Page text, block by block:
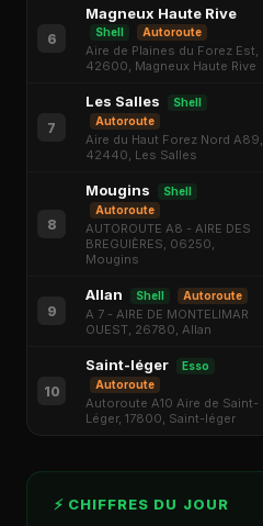
6
Magneux Haute Rive
Shell Autoroute
Aire de Plaines du Forez Est,
42600, Magneux Haute Rive
7
Les Salles
Shell
Autoroute
Aire du Haut Forez Nord A89,
42440, Les Salles
8
Mougins
Shell
Autoroute
AUTOROUTE A8 - AIRE DES
BREGUIÈRES, 06250,
Mougins
9
Allan Shell Autoroute
A 7 - AIRE DE MONTELIMAR
OUEST, 26780, Allan
10
Saint-léger
Esso
Autoroute
Autoroute A10 Aire de Saint-
Léger, 17800, Saint-léger
⚡ CHIFFRES DU JOUR